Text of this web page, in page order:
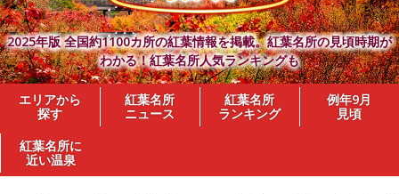
2025年版 全国約1100カ所の紅葉情報を掲載。紅葉名所の見頃時期が
わかる！紅葉名所人気ランキングも
エリアから
探す
紅葉名所
ニュース
紅葉名所
ランキング
例年9月
見頃
紅葉名所に
近い温泉